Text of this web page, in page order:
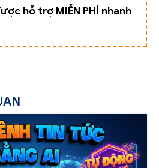
hỗ trợ MIỄN PHÍ nhanh